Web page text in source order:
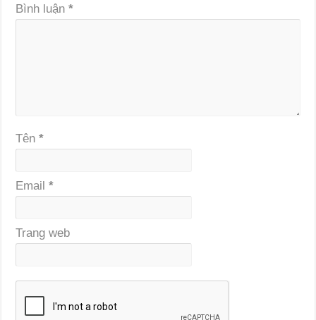
Bình luận*
Tên*
Email*
Trang web